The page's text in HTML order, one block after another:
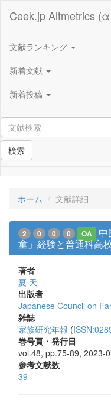
Ceek.jp Altmetrics
文献ランキング
新着文献
新着投稿
検索
ホーム 文献詳細
2 0 0 0 OA
中
童」経験と普通科高
著者
夏 天
出版者
Japanese Council on
雑誌
家族研究年報 (
巻号頁・発行日
vol.48, pp.75-89, 2023-
参考文献数
39